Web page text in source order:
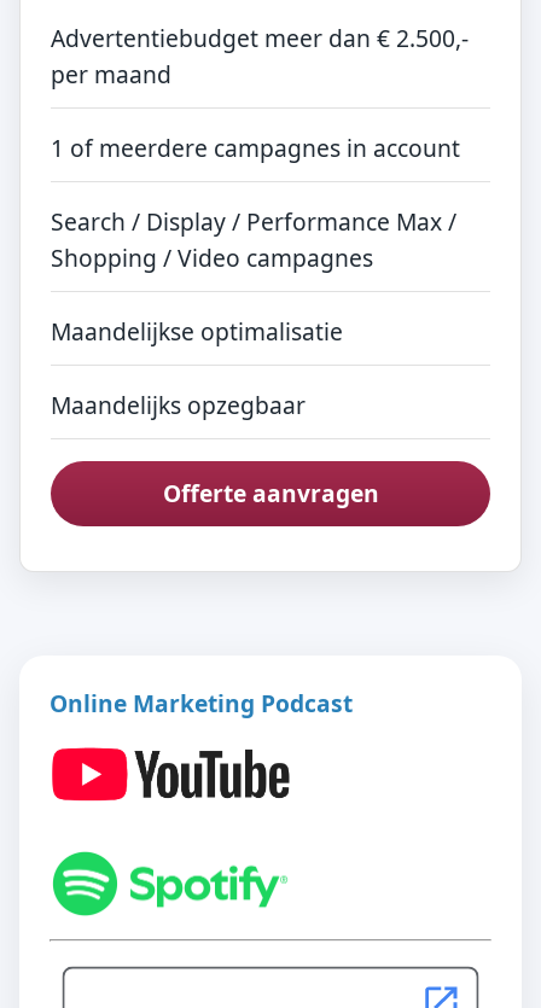
Advertentiebudget meer dan € 2.500,-
per maand
1 of meerdere campagnes in account
Search / Display / Performance Max /
Shopping / Video campagnes
Maandelijkse optimalisatie
Maandelijks opzegbaar
Offerte aanvragen
Online Marketing Podcast